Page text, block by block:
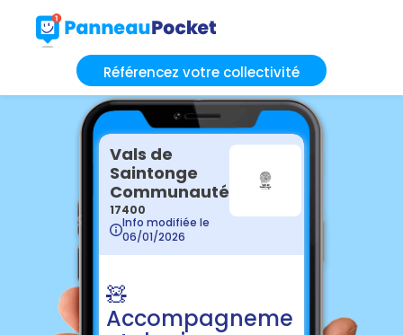
Référencez votre collectivité
Vals de
Saintonge
Communauté
17400
Info modifiée le
06/01/2026
🧸
Accompagneme